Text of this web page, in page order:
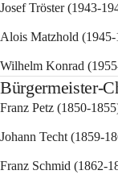
Josef Tröster (1943-
Alois Matzhold (1945-
Wilhelm Konrad
Bürgermeister-
Franz Petz (1850-
Johann Techt (1859-
Franz Schmid (1862-